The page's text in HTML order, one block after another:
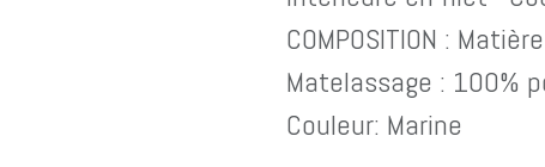
COMPOSITION :
Matelassage : 100%
Couleur: Marine